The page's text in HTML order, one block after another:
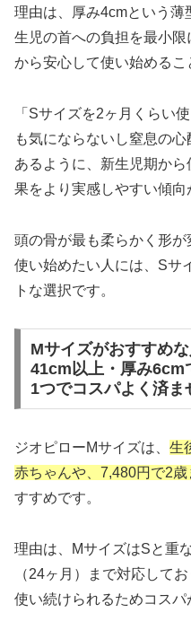
理由は、厚み4cmという
生児の首への負担を最小
から安心して使い始めるこ
「Sサイズを2ヶ月くらい
も気にならないし窒息の
あるように、新生児期か
果をより実感しやすい傾向
頭の骨が最も柔らかく形
使い始めたい人には、Sサ
トな選択です。
Mサイズがおすすめ
41cm以上・厚み6cm
1つでコスパよく済ま
ジオピローMサイズは、 生
赤ちゃんや、7,480円で2歳
すすめです。
理由は、MサイズはSと重
（24ヶ月）まで対応して
使い続けられるためコスパ